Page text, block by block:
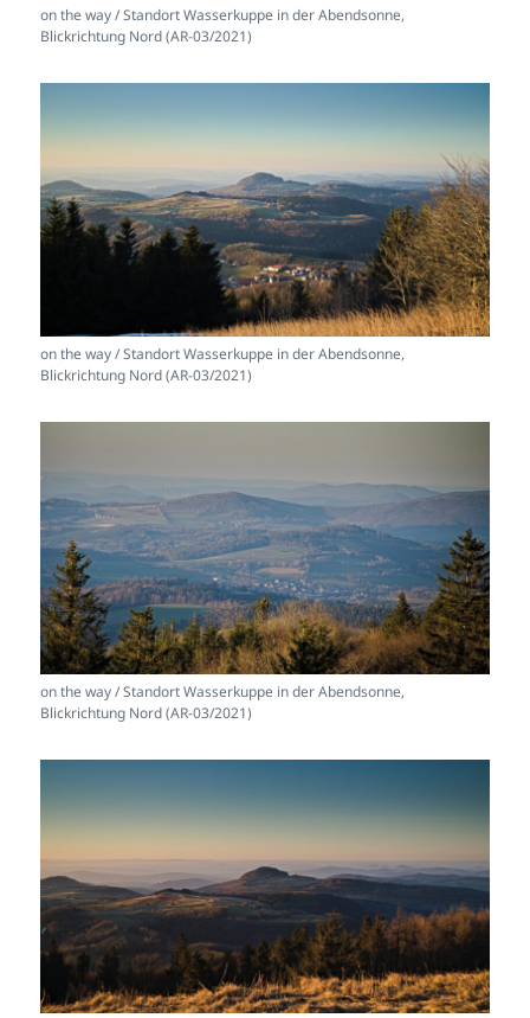
on the way / Standort Wasserkuppe in der Abendsonne,
Blickrichtung Nord (AR-03/2021)
on the way / Standort Wasserkuppe in der Abendsonne,
Blickrichtung Nord (AR-03/2021)
on the way / Standort Wasserkuppe in der Abendsonne,
Blickrichtung Nord (AR-03/2021)